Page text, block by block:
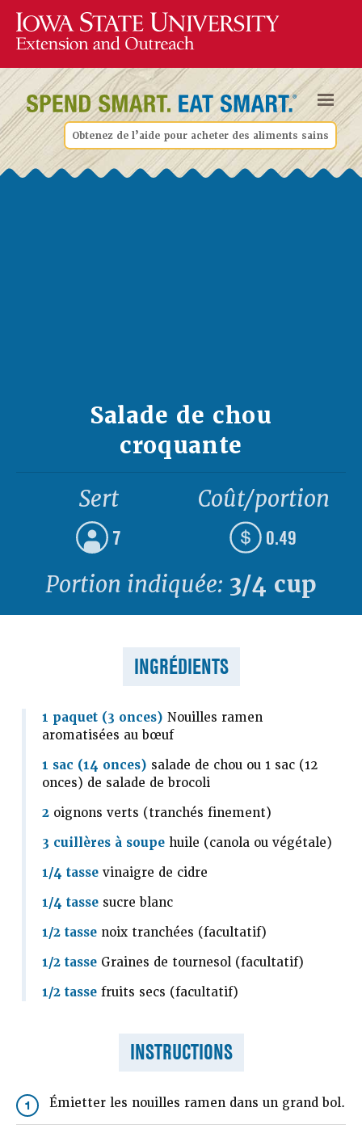
Obtenez de l’aide pour acheter des aliments sains
Salade de chou
croquante
Sert
7
Coût/portion
0.49
Portion indiquée: 3/4 cup
INGRÉDIENTS
1 paquet (3 onces) Nouilles ramen
aromatisées au bœuf
1 sac (14 onces) salade de chou ou 1 sac (12
onces) de salade de brocoli
2 oignons verts (tranchés finement)
3 cuillères à soupe huile (canola ou végétale)
1/4 tasse vinaigre de cidre
1/4 tasse sucre blanc
1/2 tasse noix tranchées (facultatif)
1/2 tasse Graines de tournesol (facultatif)
1/2 tasse fruits secs (facultatif)
INSTRUCTIONS
1 Émietter les nouilles ramen dans un grand bol.